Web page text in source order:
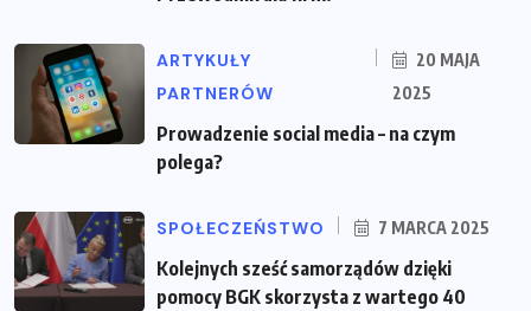
ARTYKUŁY
PARTNERÓW
20 MAJA
2025
Prowadzenie social media – na czym
polega?
SPOŁECZEŃSTWO 7 MARCA 2025
Kolejnych sześć samorządów dzięki
pomocy BGK skorzysta z wartego 40